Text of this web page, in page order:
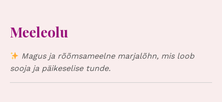
Meeleolu
Magus ja rõõmsameelne marjalõhn, mis loob
sooja ja päikeselise tunde.